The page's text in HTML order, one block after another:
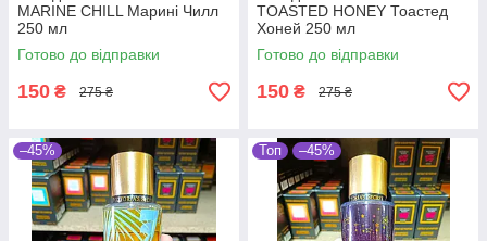
MARINE CHILL Марині Чилл
250 мл
Готово до відправки
150 ₴ 275 ₴
TOASTED HONEY Тоастед
Хоней 250 мл
Готово до відправки
150 ₴ 275 ₴
–45% Топ –45%